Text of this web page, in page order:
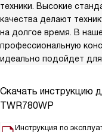
техники. Высокие
качества делают
на долгое время. В
профессиональную
идеально подойдет
Скачать инструкцию
TWR780WP
Инструкция по